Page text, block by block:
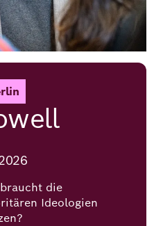
die
Ideologien